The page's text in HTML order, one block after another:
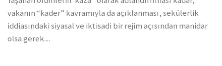
vakanın “kader” kavramıyla da açıklanması, sekülerlik
iddiasındaki siyasal ve iktisadi bir rejim açısından manidar
olsa gerek....